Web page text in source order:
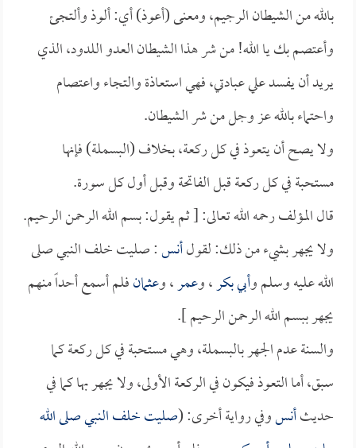
بالله من الشيطان الرجيم، ومعنى (أعوذ) أي: ألوذ وألتجئ
وأعتصم بك يا الله! من شر هذا الشيطان العدو اللدود، الذي
يريد أن يفسد علي عبادتي، فهي استعاذة والتجاء واعتصام
واحتماء بالله عز وجل من شر الشيطان.
ولا يصح أن يتعوذ في كل ركعة، بخلاف (البسملة) فإنها
مستحبة في كل ركعة قبل الفاتحة وقبل أول كل سورة.
قال المؤلف رحمه الله تعالى: [ ثم يقول: بسم الله الرحمن الرحيم.
ولا يجهر بشيء من ذلك: لقولأنس: صليت خلف النبي صلى
الله عليه وسلم وأبي بكر، وعمر، وعثمانفلم أسمع أحداً منهم
يجهر ببسم الله الرحمن الرحيم ].
والسنة عدم الجهر بالبسملة، وهي مستحبة في كل ركعة كما
سبق، أما التعوذ فيكون في الركعة الأولى، ولا يجهر بها كما في
حديثأنسوفي رواية أخرى: (صليت خلف النبي صلى الله